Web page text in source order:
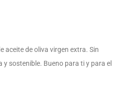
aceite de oliva virgen extra. Sin
sostenible. Bueno para ti y para el